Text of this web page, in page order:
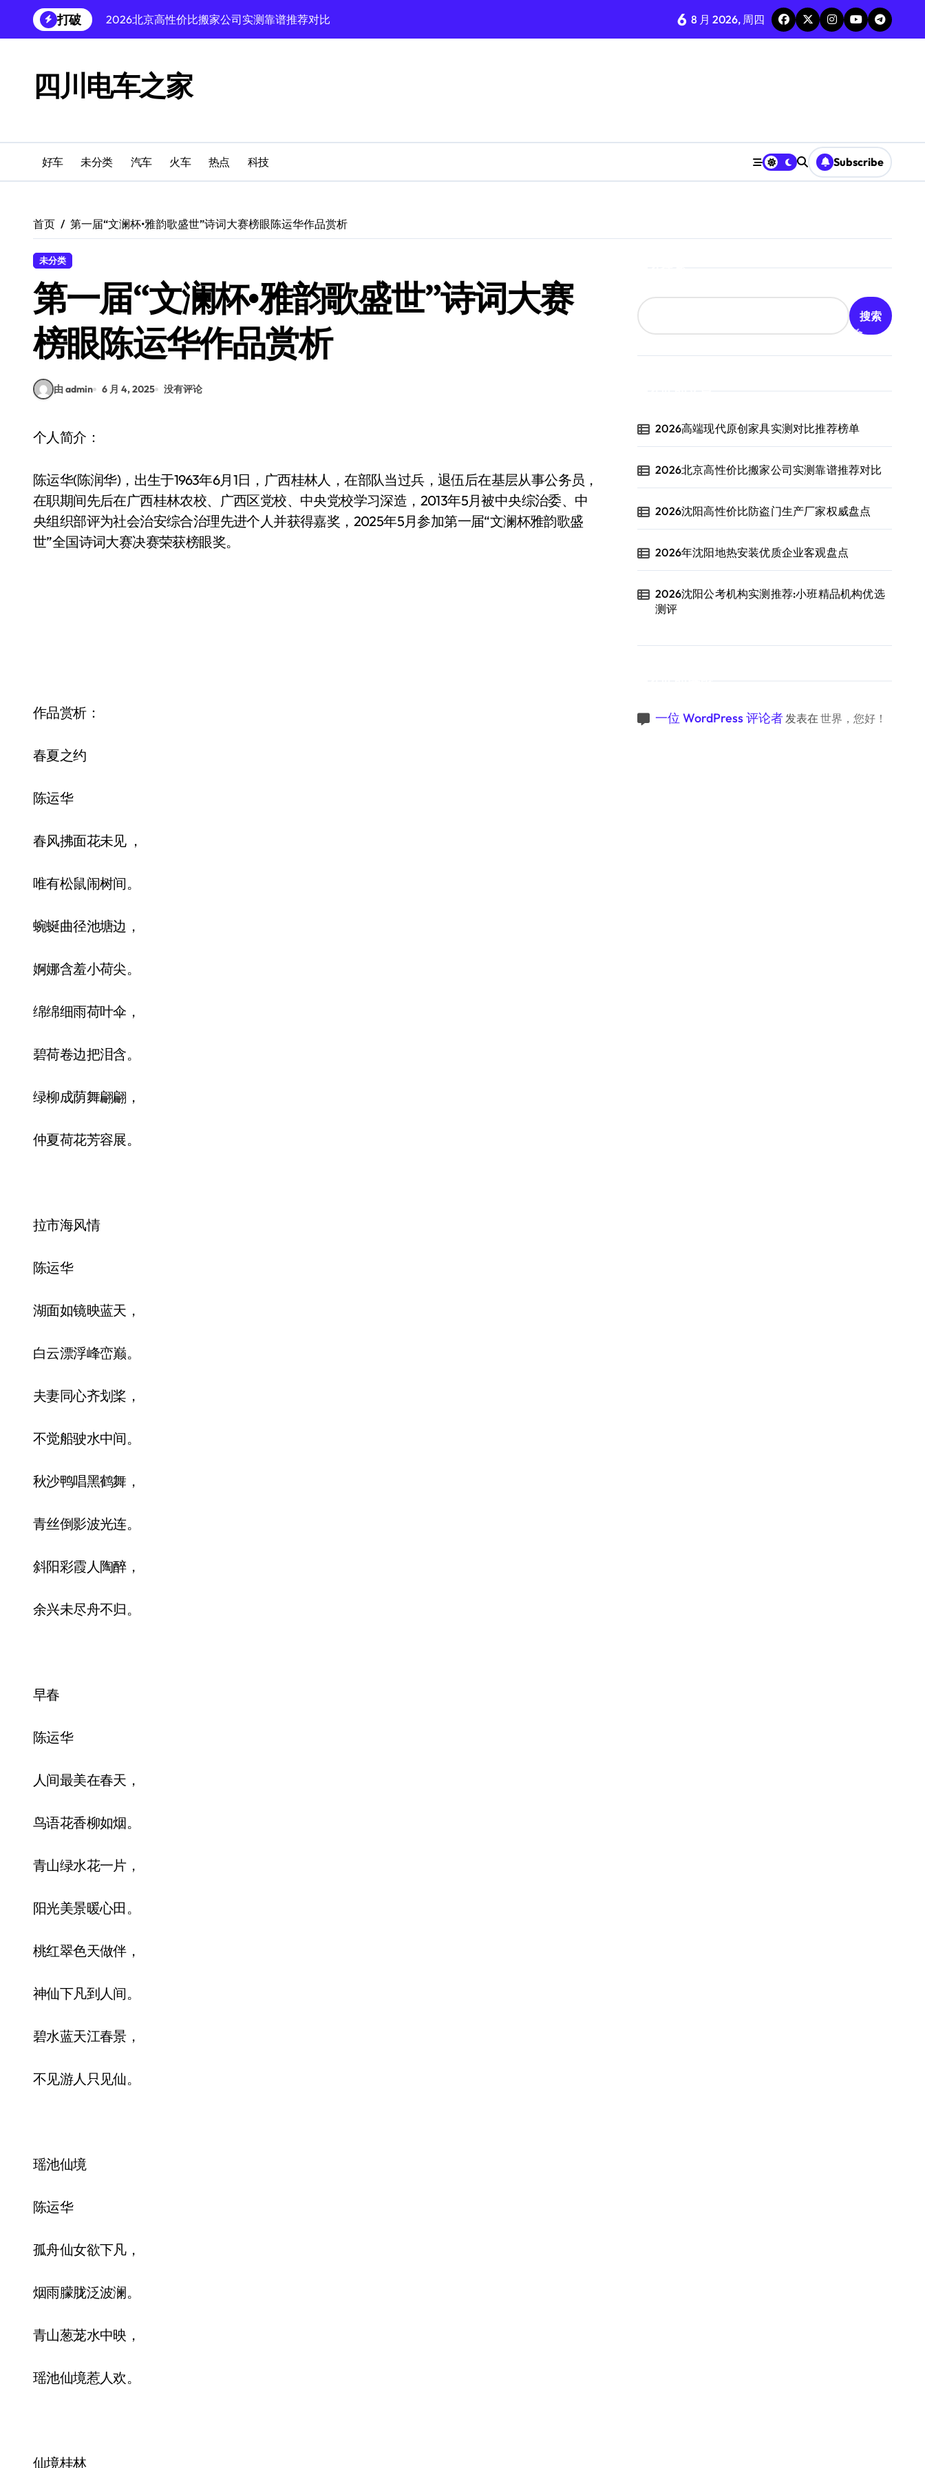
到
打破
2026北京高性价比搬家公司实测靠谱推荐对比
2026年沈阳地热安装优质企业客观盘点
2026沈阳公考机构实测推荐:小班精品机构优选测评
2026沈阳和平区宫寒经期紊乱中医调理门诊实测推荐
2026高端游戏电视实测盘点
寻一份沉静，读一段过往，感受《微光漫过岁月》
6 8 月 2026, 周四
四川电车之家
好车 未分类 汽车 火车 热点 科技 Subscribe
首页 第一届“文澜杯•雅韵歌盛世”诗词大赛榜眼陈运华作品赏析
未分类
第一届“文澜杯•雅韵歌盛世”诗词大赛
榜眼陈运华作品赏析
由 admin 6 月 4, 2025 没有评论
个人简介：
陈运华(陈润华)，出生于1963年6月1日，广西桂林人，在部队当过兵，退伍后在基层从事公务员，
在职期间先后在广西桂林农校、广西区党校、中央党校学习深造，2013年5月被中央综治委、中
央组织部评为社会治安综合治理先进个人并获得嘉奖，2025年5月参加第一届“文澜杯雅韵歌盛
世”全国诗词大赛决赛荣获榜眼奖。
作品赏析：
春夏之约
陈运华
春风拂面花未见 ，
唯有松鼠闹树间。
蜿蜒曲径池塘边，
婀娜含羞小荷尖。
绵绵细雨荷叶伞，
碧荷卷边把泪含。
绿柳成荫舞翩翩，
仲夏荷花芳容展。
拉市海风情
陈运华
湖面如镜映蓝天，
白云漂浮峰峦巅。
夫妻同心齐划桨，
不觉船驶水中间。
秋沙鸭唱黑鹤舞，
青丝倒影波光连。
斜阳彩霞人陶醉，
余兴未尽舟不归。
早春
陈运华
人间最美在春天，
鸟语花香柳如烟。
青山绿水花一片，
阳光美景暖心田。
桃红翠色天做伴，
神仙下凡到人间。
碧水蓝天江春景，
不见游人只见仙。
瑶池仙境
陈运华
孤舟仙女欲下凡，
烟雨朦胧泛波澜。
青山葱茏水中映，
瑶池仙境惹人欢。
仙境桂林
搜索
2026高端现代原创家具实测对比推荐榜单
2026北京高性价比搬家公司实测靠谱推荐对比
2026沈阳高性价比防盗门生产厂家权威盘点
2026年沈阳地热安装优质企业客观盘点
2026沈阳公考机构实测推荐:小班精品机构优选
测评
一位 WordPress 评论者发表在 世界，您好！